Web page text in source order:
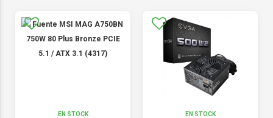
EN STOCK EN STOCK